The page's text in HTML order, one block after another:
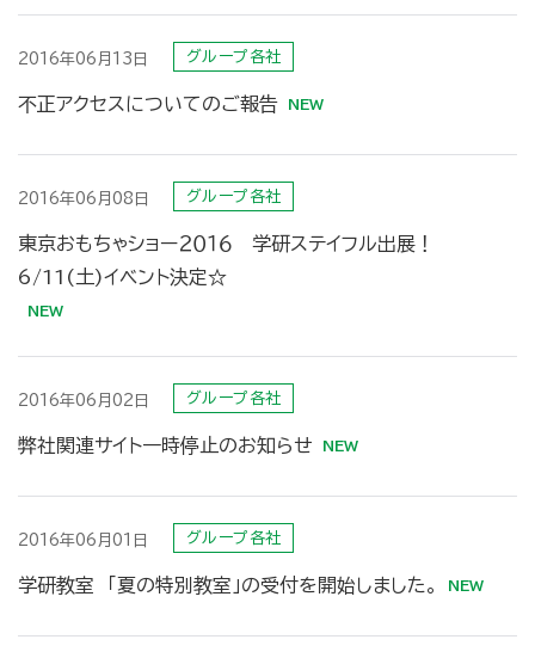
2016年06月13日 グループ各社
不正アクセスについてのご報告
2016年06月08日 グループ各社
東京おもちゃショー２０１６ 学研ステイフル出展！
6/11(土)イベント決定☆
2016年06月02日 グループ各社
弊社関連サイト一時停止のお知らせ
2016年06月01日 グループ各社
学研教室 「夏の特別教室」の受付を開始しました。